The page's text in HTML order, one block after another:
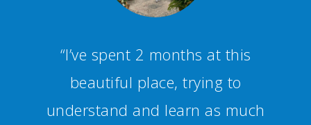
“Staff and teachers are
competent and friendly,
creating a fun and productive